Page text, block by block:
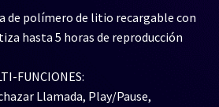
de polímero de litio recargable con
hasta 5 horas de reproducción
FUNCIONES:
Llamada, Play/Pause,